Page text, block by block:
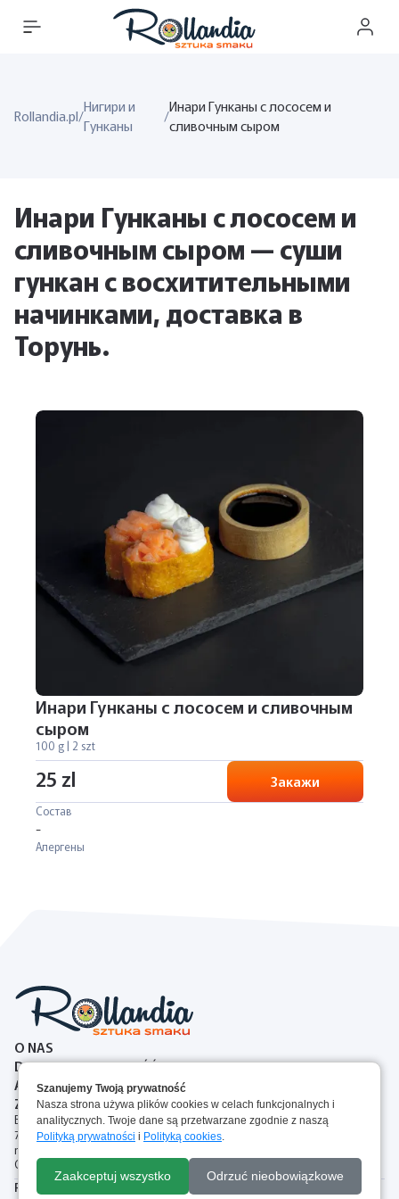
Rollandia.pl/
Нигири и
Гунканы
/
Инари Гунканы с лососем и
сливочным сыром
Инари Гунканы с лососем и
сливочным сыром — суши
гункан с восхитительными
начинками, доставка в
Торунь.
Инари Гунканы с лососем и сливочным
сыром
100 g | 2 szt
25 zl Закажи
Состав
-
Алергены
В корзину
O NAS
DOSTAWA I PŁATNOŚĆ
ALERGENY
ZASADY ZWROTOW
Brejskiego 2A, 87-100 Toruń, Polska
727 00 77 44
rollandia.torun@gmail.com
Следите за нами:
Polityka Plików Cookie Regulamin
Szanujemy Twoją prywatność
Nasza strona używa plików cookies w celach funkcjonalnych i
analitycznych. Twoje dane są przetwarzane zgodnie z naszą
Polityką prywatności i Polityką cookies.
Zaakceptuj wszystko Odrzuć nieobowiązkowe